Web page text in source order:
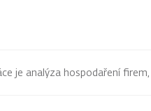
je analýza hospodaření firem,